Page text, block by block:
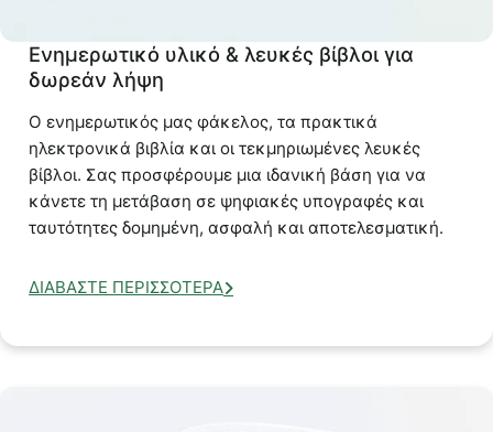
Ενημερωτικό υλικό & λευκές βίβλοι για
δωρεάν λήψη
Ο ενημερωτικός μας φάκελος, τα πρακτικά
ηλεκτρονικά βιβλία και οι τεκμηριωμένες λευκές
βίβλοι. Σας προσφέρουμε μια ιδανική βάση για να
κάνετε τη μετάβαση σε ψηφιακές υπογραφές και
ταυτότητες δομημένη, ασφαλή και αποτελεσματική.
ΔΙΑΒΆΣΤΕ ΠΕΡΙΣΣΌΤΕΡΑ